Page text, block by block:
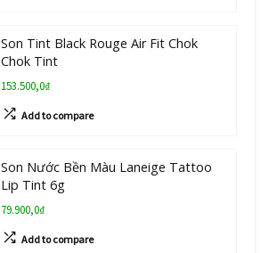
Son Tint Black Rouge Air Fit Chok
Chok Tint
153.500,0₫
Add to compare
Son Nước Bền Màu Laneige Tattoo
Lip Tint 6g
79.900,0₫
Add to compare